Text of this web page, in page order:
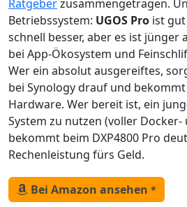
Ratgeberzusammengetragen.
Betriebssystem: UGOS Pro ist
schnell besser, aber es ist jünger
bei App-Ökosystem und
Wer ein absolut ausgereiftes,
bei Synology drauf und
Hardware. Wer bereit ist, ein
System zu nutzen (voller Docker-
bekommt beim DXP4800 Pro
Rechenleistung fürs Geld.
Bei Amazon ansehen *